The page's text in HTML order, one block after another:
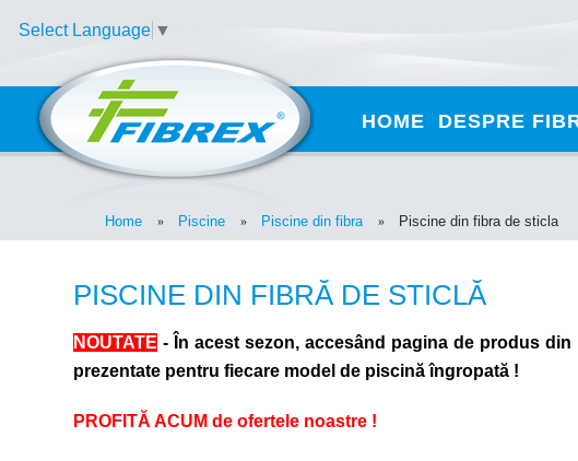
Select Language ▼
HOME DESPRE
Home » Piscine » Piscine din fibra » Piscine din fibra de sticla
PISCINE DIN FIBRĂ DE STICLĂ
NOUTATE - În acest sezon, accesând pagina de produs
prezentate pentru fiecare model de piscină îngropată !
PROFITĂ ACUM de ofertele noastre !